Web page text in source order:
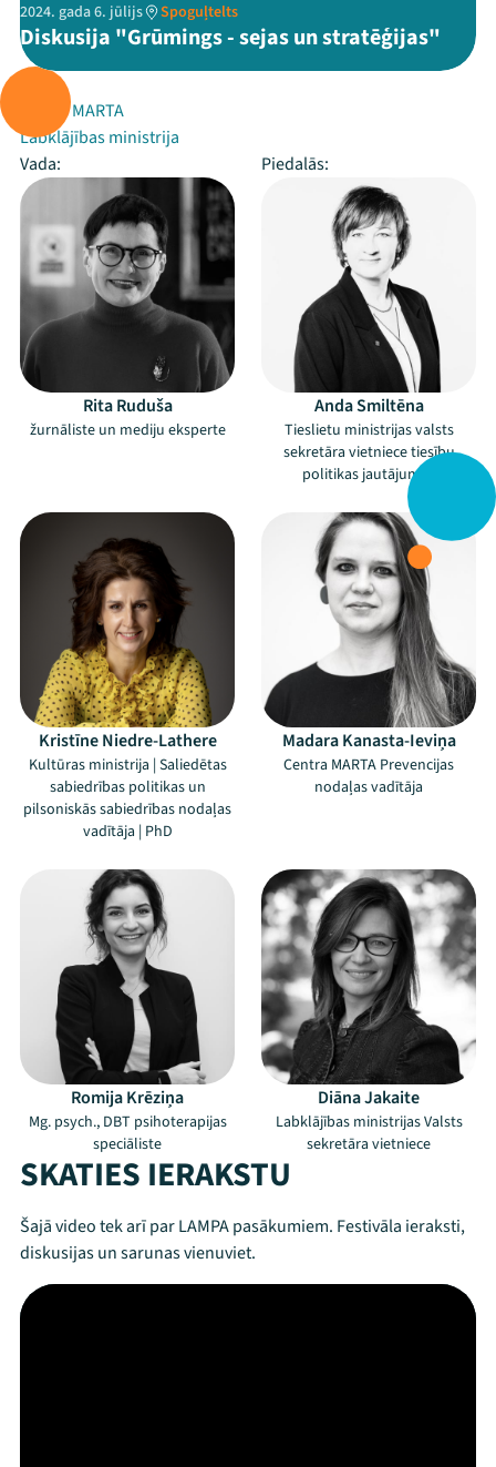
2024. gada 6. jūlijs Spoguļtelts
Diskusija "Grūmings - sejas un stratēģijas"
Rīko:
Centrs MARTA
Labklājības ministrija
Vada:
Piedalās:
Rita Ruduša
žurnāliste un mediju eksperte
Anda Smiltēna
Tieslietu ministrijas valsts
sekretāra vietniece tiesību
politikas jautājumos
Kristīne Niedre-Lathere
Kultūras ministrija | Saliedētas
sabiedrības politikas un
pilsoniskās sabiedrības nodaļas
vadītāja | PhD
Madara Kanasta-Ieviņa
Centra MARTA Prevencijas
nodaļas vadītāja
Romija Krēziņa
Mg. psych., DBT psihoterapijas
speciāliste
Diāna Jakaite
Labklājības ministrijas Valsts
sekretāra vietniece
SKATIES IERAKSTU
Šajā video tek arī par LAMPA pasākumiem. Festivāla ieraksti,
diskusijas un sarunas vienuviet.